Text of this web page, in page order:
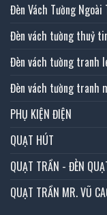
Đèn Vách Tường Ngoài
Đèn vách tường thuỷ
Đèn vách tường tranh
Đèn vách tường tranh
PHỤ KIỆN ĐIỆN
QUẠT HÚT
QUẠT TRẦN - ĐÈN
QUẠT TRẦN MR. VŨ